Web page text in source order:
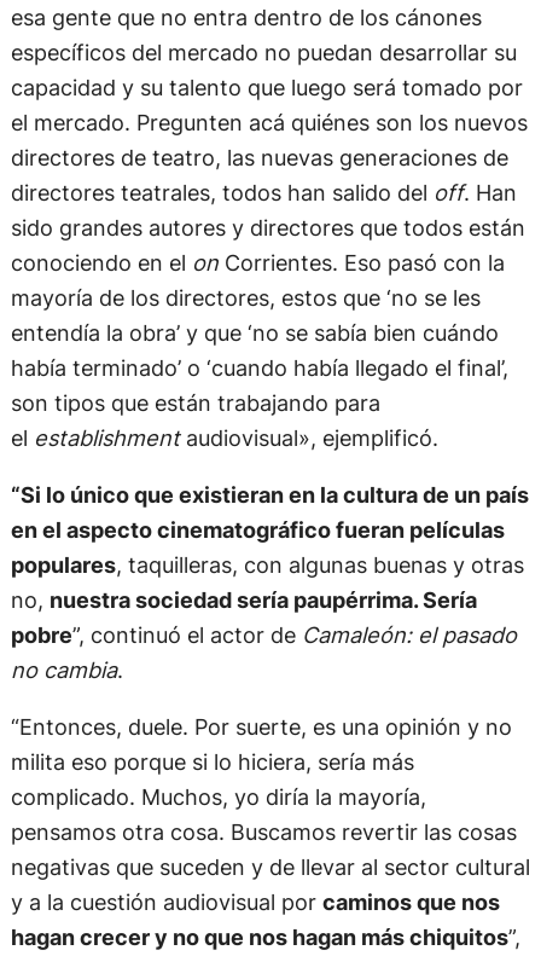
esa gente que no entra dentro de los cánones
específicos del mercado no puedan desarrollar su
capacidad y su talento que luego será tomado por
el mercado. Pregunten acá quiénes son los nuevos
directores de teatro, las nuevas generaciones de
directores teatrales, todos han salido del off. Han
sido grandes autores y directores que todos están
conociendo en el onCorrientes. Eso pasó con la
mayoría de los directores, estos que ‘no se les
entendía la obra’ y que ‘no se sabía bien cuándo
había terminado’ o ‘cuando había llegado el final’,
son tipos que están trabajando para
el establishmentaudiovisual», ejemplificó.
“Si lo único que existieran en la cultura de un país
en el aspecto cinematográfico fueran películas
populares, taquilleras, con algunas buenas y otras
no, nuestra sociedad sería paupérrima. Sería
pobre”, continuó el actor de Camaleón: el pasado
no cambia.
“Entonces, duele. Por suerte, es una opinión y no
milita eso porque si lo hiciera, sería más
complicado. Muchos, yo diría la mayoría,
pensamos otra cosa. Buscamos revertir las cosas
negativas que suceden y de llevar al sector cultural
y a la cuestión audiovisual por caminos que nos
hagan crecer y no que nos hagan más chiquitos”,